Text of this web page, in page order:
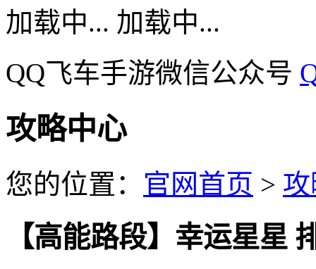
加载中... 加载中...
QQ飞车手游微信公众号
攻略中心
您的位置： 官网首页 >
【高能路段】幸运星星